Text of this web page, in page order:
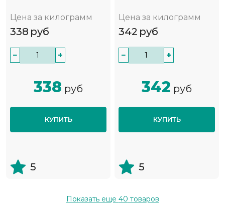
Цена за килограмм
338 руб
− +
338 руб
КУПИТЬ
5
Цена за килограмм
342 руб
− +
342 руб
КУПИТЬ
5
Показать еще 40 товаров